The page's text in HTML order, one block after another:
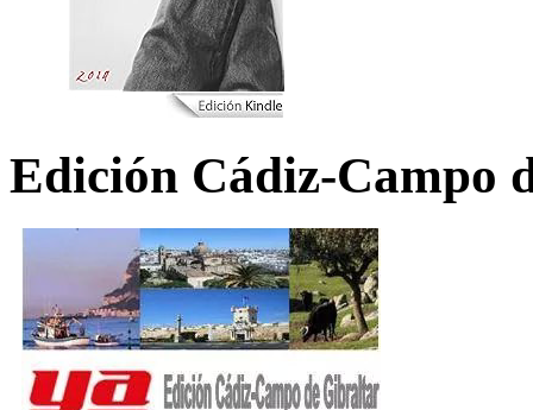
Edición Cádiz-Campo